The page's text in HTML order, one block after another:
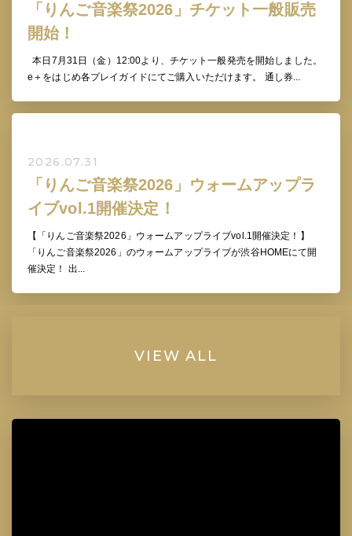
「りんご音楽祭2026」チケット一般販売
開始！
本日7月31日（金）12:00より、チケット一般発売を開始しました。
e＋をはじめ各プレイガイドにてご購入いただけます。 通し券...
2026.07.31
「りんご音楽祭2026」ウォームアップラ
イブvol.1開催決定！
【「りんご音楽祭2026」ウォームアップライブvol.1開催決定！】
「りんご音楽祭2026」のウォームアップライブが渋谷HOMEにて開
催決定！ 出...
VIEW ALL